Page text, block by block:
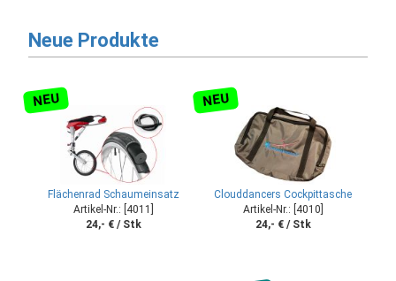
Neue Produkte
NEU
Flächenrad Schaumeinsatz
Artikel-Nr.: [4011]
24,- € / Stk
NEU
Clouddancers Cockpittasche
Artikel-Nr.: [4010]
24,- € / Stk